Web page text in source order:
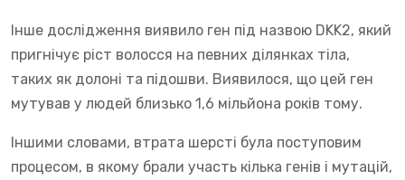
Інше дослідження виявило ген під назвою DKK2, який
пригнічує ріст волосся на певних ділянках тіла,
таких як долоні та підошви. Виявилося, що цей ген
мутував у людей близько 1,6 мільйона років тому.
Іншими словами, втрата шерсті була поступовим
процесом, в якому брали участь кілька генів і мутацій,